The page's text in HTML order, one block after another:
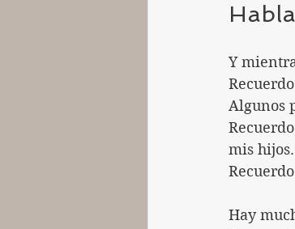
Y
Algunos
mis hijos.
Hay